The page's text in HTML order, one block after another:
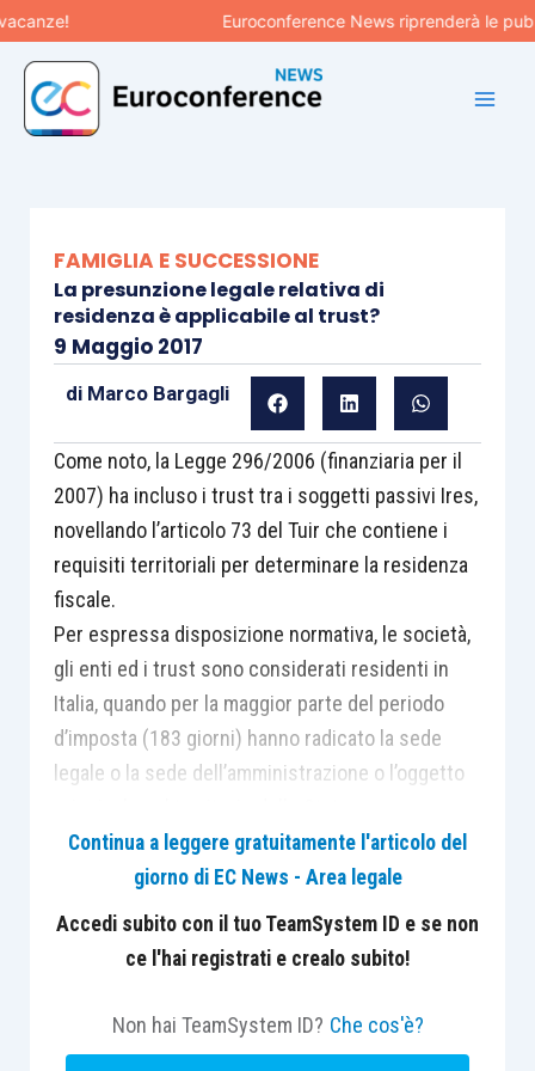
Vai
al
contenuto
Euroconference News riprenderà le
FAMIGLIA E SUCCESSIONE
La presunzione legale relativa di
residenza è applicabile al trust?
9 Maggio 2017
di Marco Bargagli
Come noto, la Legge 296/2006 (finanziaria per il
2007) ha incluso i trust tra i soggetti passivi Ires,
novellando l’articolo 73 del Tuir che contiene i
requisiti territoriali per determinare la residenza
fiscale.
Per espressa disposizione normativa, le società,
gli enti ed i trust sono considerati residenti in
Italia, quando per la maggior parte del periodo
d’imposta (183 giorni) hanno radicato la sede
legale o la sede dell’amministrazione o l’oggetto
Il legislatore, per contrastare gli arbitraggi fiscali
e l’utilizzo elusivo del trust, normalmente
previsto quale strumento di segregazione
patrimoniale, ha introdotto nel nostro
legali relative, che pongono in capo al soggetto di
diritto estero l’onere di dimostrare di essersi
Continua a leggere gratuitamente l'articolo del
giorno di EC News - Area legale
Accedi subito con il tuo TeamSystem ID e se non
ce l'hai registrati e crealo subito!
Non hai TeamSystem ID? Che cos'è?